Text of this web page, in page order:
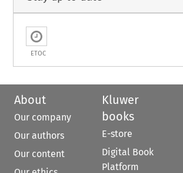
ETOC
About
Our company
Our authors
Our content
Kluwer
books
E-store
Digital Book
Platform